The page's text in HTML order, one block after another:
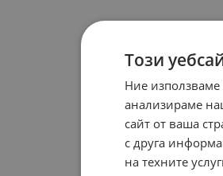
Този
Ние
анализираме
сайт от ваша
с друга
на техните